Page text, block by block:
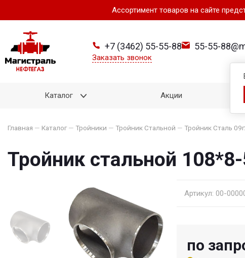
Ассортимент товаров на сайте
+7 (3462) 55-55-88
Заказать звонок
55-55-
Каталог Акции
Главная — Каталог — Тройники — Тройник Стальной — Тройник Сталь
Тройник стальной
Артикул: 00-
по